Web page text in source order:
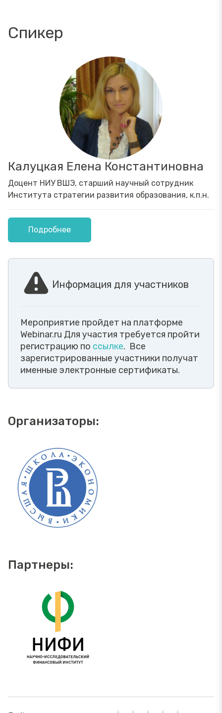
Спикер
Калуцкая Елена Константиновна
Доцент НИУ ВШЭ, старший научный сотрудник
Института стратегии развития образования, к.п.н.
Подробнее
Информация для участников
Мероприятие пройдет на платформе
Webinar.ru Для участия требуется пройти
регистрацию по ссылке. Все
зарегистрированные участники получат
именные электронные сертификаты.
Организаторы:
Партнеры: